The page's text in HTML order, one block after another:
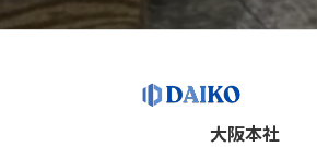
大阪本社